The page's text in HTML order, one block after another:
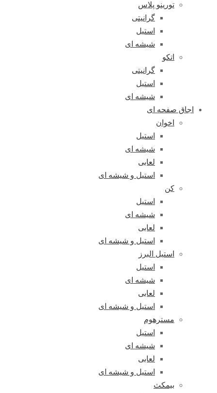
تورینو پلاس
گرانیتی
استیل
شیشه ای
اتکو
گرانیتی
استیل
شیشه ای
اجاق صفحه ای
اخوان
استیل
شیشه ای
لعابی
استیل و شیشه ای
کن
استیل
شیشه ای
لعابی
استیل و شیشه ای
استیل البرز
استیل
شیشه ای
لعابی
استیل و شیشه ای
مسترهوم
استیل
شیشه ای
لعابی
استیل و شیشه ای
بیمکث